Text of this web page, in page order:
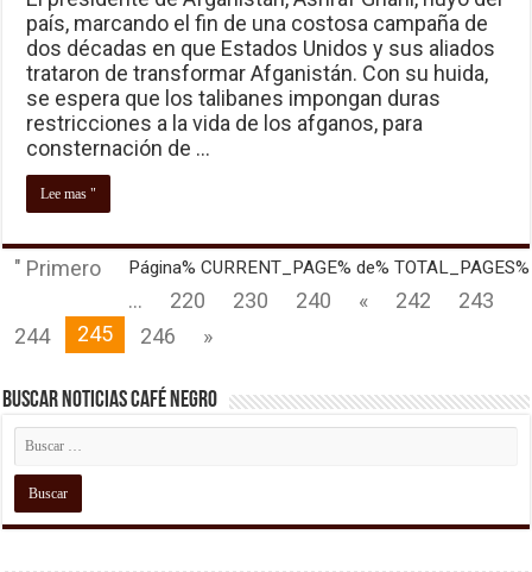
país, marcando el fin de una costosa campaña de
dos décadas en que Estados Unidos y sus aliados
trataron de transformar Afganistán. Con su huida,
se espera que los talibanes impongan duras
restricciones a la vida de los afganos, para
consternación de …
Lee mas "
Página% CURRENT_PAGE% de% TOTAL_PAGES%
" Primero
...
220 230 240 « 242
243
244
245 246 »
Buscar Noticias Café Negro